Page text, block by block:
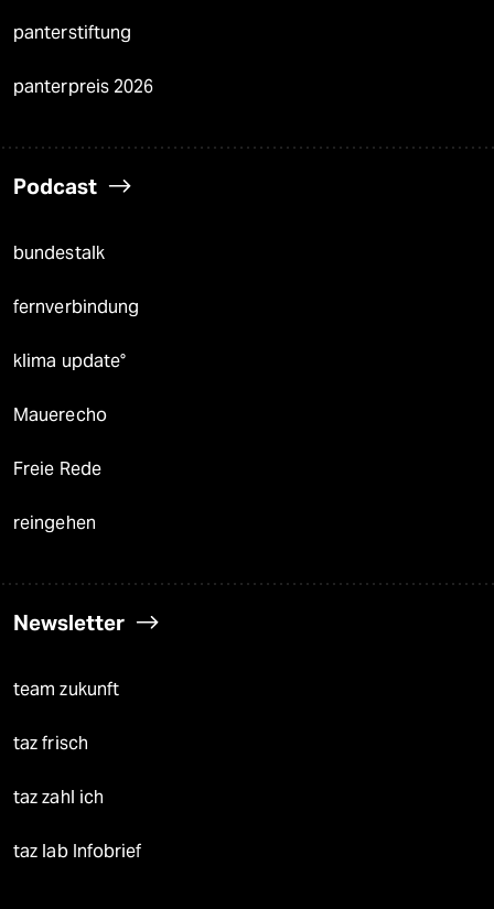
panterstiftung
panterpreis 2026
Podcast
bundestalk
fernverbindung
klima update°
Mauerecho
Freie Rede
reingehen
Newsletter
team zukunft
taz frisch
taz zahl ich
taz lab Infobrief